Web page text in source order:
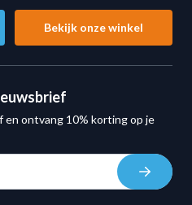
kern met rubber coating
tot gevorderden
na verloop van tijd licht wit
Bekijk onze winkel
ontvang 10% korting op je